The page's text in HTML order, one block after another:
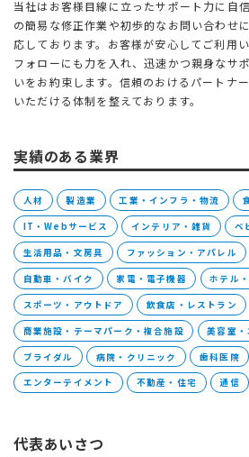
当社はお客様目線に立ったサポート力に自
の簡易な修正作業や初歩的なお問い合わせ
応しております。お客様が安心してご利用
フォローにも力を入れ、迅速かつ親身なサ
いをお約束します。信頼のおけるパートナ
いただける体制を整えております。
実績のある業界
人材 製造業 工業・インフラ・物流
IT・Webサービス インテリア・雑貨 ベ
生活用品・文房具 ファッション・アパレル
自動車・バイク 家電・電子機器 ホテル
スポーツ・アウトドア 飲食店・レストラン
商業施設・テーマパーク・複合施設 美容室
ブライダル 病院・クリニック 歯科医院
エンターテイメント 不動産・住宅 通信
代表あいさつ